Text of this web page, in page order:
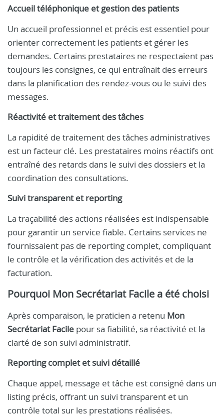
Accueil téléphonique et gestion des patients
Un accueil professionnel et précis est essentiel pour
orienter correctement les patients et gérer les
demandes. Certains prestataires ne respectaient pas
toujours les consignes, ce qui entraînait des erreurs
dans la planification des rendez-vous ou le suivi des
messages.
Réactivité et traitement des tâches
La rapidité de traitement des tâches administratives
est un facteur clé. Les prestataires moins réactifs ont
entraîné des retards dans le suivi des dossiers et la
coordination des consultations.
Suivi transparent et reporting
La traçabilité des actions réalisées est indispensable
pour garantir un service fiable. Certains services ne
fournissaient pas de reporting complet, compliquant
le contrôle et la vérification des activités et de la
facturation.
Pourquoi Mon Secrétariat Facile a été choisi
Après comparaison, le praticien a retenu Mon
Secrétariat Facile pour sa fiabilité, sa réactivité et la
clarté de son suivi administratif.
Reporting complet et suivi détaillé
Chaque appel, message et tâche est consigné dans un
listing précis, offrant un suivi transparent et un
contrôle total sur les prestations réalisées.